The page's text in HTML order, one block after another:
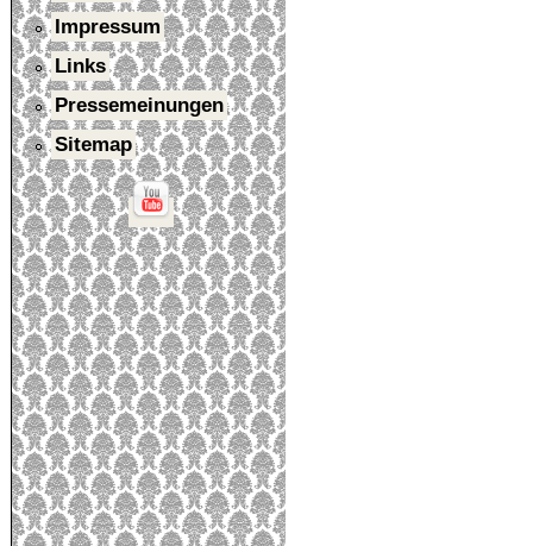
Impressum
Links
Pressemeinungen
Sitemap